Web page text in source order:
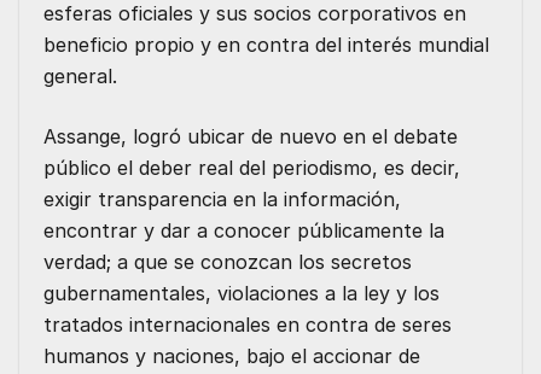
esferas oficiales y sus socios corporativos en
beneficio propio y en contra del interés mundial
general.
Assange, logró ubicar de nuevo en el debate
público el deber real del periodismo, es decir,
exigir transparencia en la información,
encontrar y dar a conocer públicamente la
verdad; a que se conozcan los secretos
gubernamentales, violaciones a la ley y los
tratados internacionales en contra de seres
humanos y naciones, bajo el accionar de